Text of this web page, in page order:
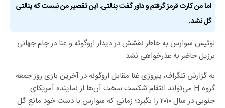
اما من کارت قرمز گرفتم و داور گفت پنالتی. این تقصیر من نیست که پنالتی
گل نشد.
لوئیس سوارس به خاطر نقشش در دیدار اروگوئه و غنا در جام جهانی
برزیل حاضر به عذرخواهی نشد.
به گزارش تلگراف، پیروزی غنا مقابل اروگوئه در آخرین بازی روز جمعه
گروه H می‌تواند انتقام شکست سخت آن‌ها از نماینده آمریکای
جنوبی در سال ۲۰۱۰ را بگیرد؛ زمانی که سوارس با دست خود مانع گل